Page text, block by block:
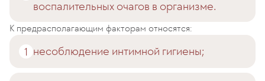
воспалительных очагов в организме.
К предрасполагающим факторам относятся:
несоблюдение интимной гигиены;